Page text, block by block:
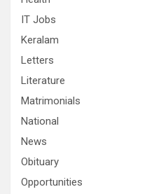
IT Jobs
Keralam
Letters
Literature
Matrimonials
National
News
Obituary
Opportunities